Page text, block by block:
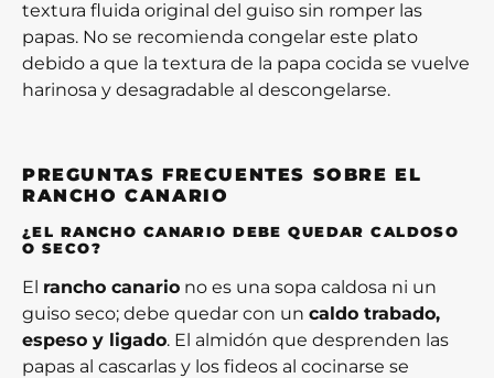
textura fluida original del guiso sin romper las
papas. No se recomienda congelar este plato
debido a que la textura de la papa cocida se vuelve
harinosa y desagradable al descongelarse.
PREGUNTAS FRECUENTES SOBRE EL
RANCHO CANARIO
¿EL RANCHO CANARIO DEBE QUEDAR CALDOSO
O SECO?
El rancho canario no es una sopa caldosa ni un
guiso seco; debe quedar con un caldo trabado,
espeso y ligado. El almidón que desprenden las
papas al cascarlas y los fideos al cocinarse se